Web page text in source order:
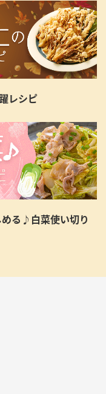
レシピ
める♪白菜使い切り